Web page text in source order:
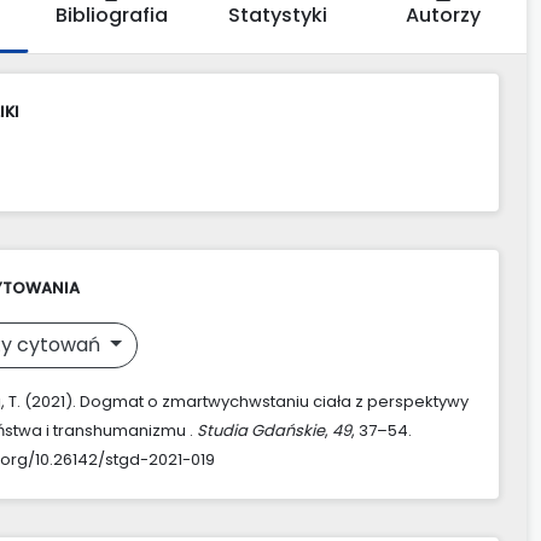
Bibliografia Statystyki Autorzy
cytowań
T. (2021). Dogmat o zmartwychwstaniu ciała z perspektywy
i transhumanizmu . Studia Gdańskie, 49, 37–54.
10.26142/stgd-2021-019